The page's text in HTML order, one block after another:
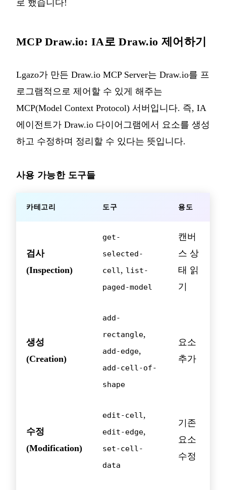
로 했습니다!
MCP Draw.io: IA로 Draw.io 제어하기
Lgazo가 만든 Draw.io MCP Server는 Draw.io를 프
로그램적으로 제어할 수 있게 해주는
MCP(Model Context Protocol) 서버입니다. 즉, IA
에이전트가 Draw.io 다이어그램에서 요소를 생성
하고 수정하며 정리할 수 있다는 뜻입니다.
사용 가능한 도구들
카테고리 도구 용도
검사
(Inspection)
get-
selected-
cell , list-
paged-model
캔버
스 상
태 읽
기
생성
(Creation)
add-
rectangle,
add-edge,
add-cell-of-
shape
요소
추가
수정
(Modification)
edit-cell ,
edit-edge,
set-cell-
data
기존
요소
수정